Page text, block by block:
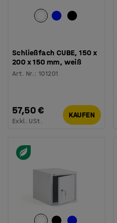
Schließfach CUBE, 150 x
200 x 150 mm, weiß
Art. Nr.:101201
57,50 €
Exkl. USt.
KAUFEN